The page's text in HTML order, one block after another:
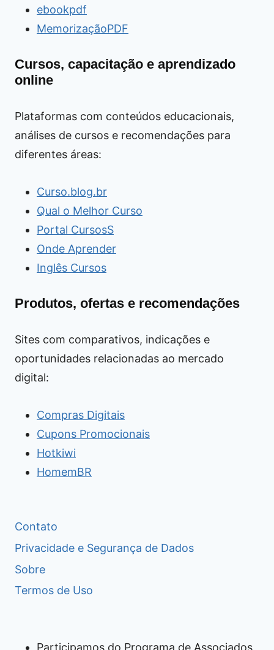
ebookpdf
MemorizaçãoPDF
Cursos, capacitação e aprendizado
online
Plataformas com conteúdos educacionais,
análises de cursos e recomendações para
diferentes áreas:
Curso.blog.br
Qual o Melhor Curso
Portal CursosS
Onde Aprender
Inglês Cursos
Produtos, ofertas e recomendações
Sites com comparativos, indicações e
oportunidades relacionadas ao mercado
digital:
Compras Digitais
Cupons Promocionais
Hotkiwi
HomemBR
Contato
Privacidade e Segurança de Dados
Sobre
Termos de Uso
Participamos do Programa de Associados